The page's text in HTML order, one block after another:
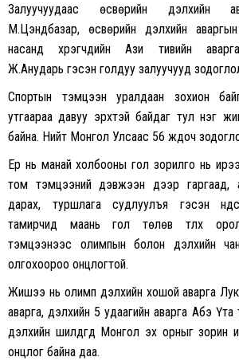
Залуучуудаас өсвөрийн дэлхийн
М.Цэндбазар, өсвөрийн дэлхийн
насанд хүрэгчдийн Ази тивийн
Ж.Анударь гэсэн голдуу залуучууд
Спортын тэмцээн уралдаан зохион
утгаараа давуу эрхтэй байдаг тул нэг
байна. Нийт Монгол Улсаас 56 жүдоч
Ер нь манай холбооны гол зорилго нь
том тэмцээний дэвжээн дээр гаргаад,
дарах, туршлага судлуулъя гэсэн
тамирчид маань гол төлөв түлхүү
тэмцээнээс олимпын болон дэлхийн
олгохоороо онцлогтой.
Жишээ нь олимп дэлхийн хошой аварга
аварга, дэлхийн 5 удаагийн аварга Абэ Үта
дэлхийн шилдгүүд Монгол эх орныг зорин
онцлог байна даа.